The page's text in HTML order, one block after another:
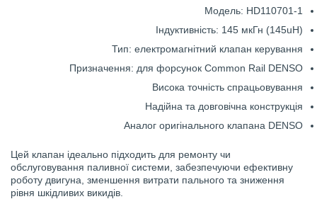
Модель: HD110701-1
Індуктивність: 145 мкГн (145uH)
Тип: електромагнітний клапан керування
Призначення: для форсунок Common Rail DENSO
Висока точність спрацьовування
Надійна та довговічна конструкція
Аналог оригінального клапана DENSO
Цей клапан ідеально підходить для ремонту чи
обслуговування паливної системи, забезпечуючи ефективну
роботу двигуна, зменшення витрати пального та зниження
рівня шкідливих викидів.